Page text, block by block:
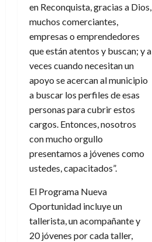
en Reconquista, gracias a Dios,
muchos comerciantes,
empresas o emprendedores
que están atentos y buscan; y a
veces cuando necesitan un
apoyo se acercan al municipio
a buscar los perfiles de esas
personas para cubrir estos
cargos. Entonces, nosotros
con mucho orgullo
presentamos a jóvenes como
ustedes, capacitados”.
El Programa Nueva
Oportunidad incluye un
tallerista, un acompañante y
20 jóvenes por cada taller,